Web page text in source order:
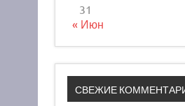
31
« Июн
СВЕЖИЕ